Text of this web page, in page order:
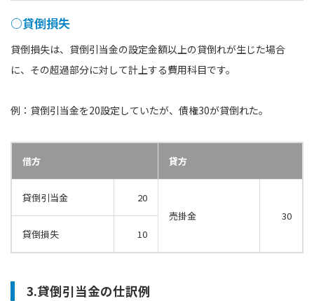
○貸倒損失
貸倒損失は、貸倒引当金の設定金額以上の貸倒れが生じた場合
に、その超過部分に対して計上する費用科目です。
例：貸倒引当金を20設定していたが、債権30が貸倒れた。
借方 貸方
貸倒引当金
20
売掛金
30
貸倒損失
10
3.貸倒引当金の仕訳例